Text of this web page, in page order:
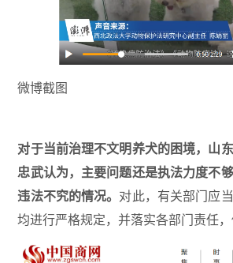
微博截图
对于当前治理不文明养犬的困境，山
忠武认为，主要问题还是执法力度不
违法不究的情况。 对此，有关部门应
均进行严格规定，并落实各部门责任，